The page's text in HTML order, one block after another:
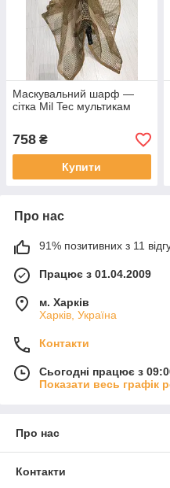
Маскувальний шарф —
сітка Mil Tec мультикам
758 ₴
Купити
Про нас
91% позитивних з 11
Працює з 01.04.2009
м. Харків
Харків, Україна
Контакти
Сьогодні працює з
Показати весь графік
Про нас
Контакти